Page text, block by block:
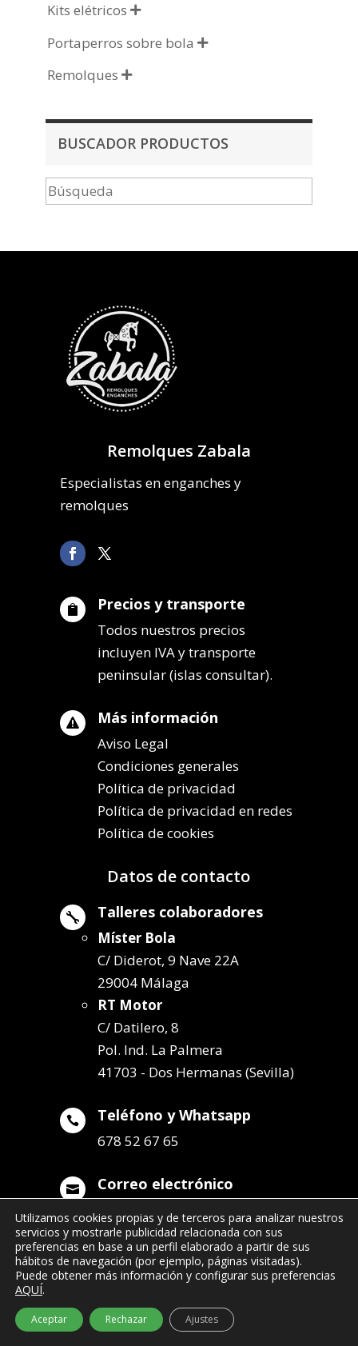
Kits elétricos 
Portaperros sobre bola 
Remolques 
BUSCADOR PRODUCTOS
Remolques Zabala
Especialistas en enganches y
remolques
 Precios y transporte
Todos nuestros precios
incluyen IVA y transporte
peninsular (islas consultar).
 Más información
Aviso Legal
Condiciones generales
Política de privacidad
Política de privacidad en redes
Política de cookies
Datos de contacto
 Talleres colaboradores
Míster Bola
C/ Diderot, 9 Nave 22A
29004 Málaga
RT Motor
C/ Datilero, 8
Pol. Ind. La Palmera
41703 - Dos Hermanas (Sevilla)
 Teléfono y Whatsapp
678 52 67 65
 Correo electrónico
info@remolqueszabala.com
- info@remolqueszabala.com
Utilizamos cookies propias y de terceros para analizar nuestros
servicios y mostrarle publicidad relacionada con sus
preferencias en base a un perfil elaborado a partir de sus
hábitos de navegación (por ejemplo, páginas visitadas).
Puede obtener más información y configurar sus preferencias
AQUÍ.
Aceptar Rechazar Ajustes